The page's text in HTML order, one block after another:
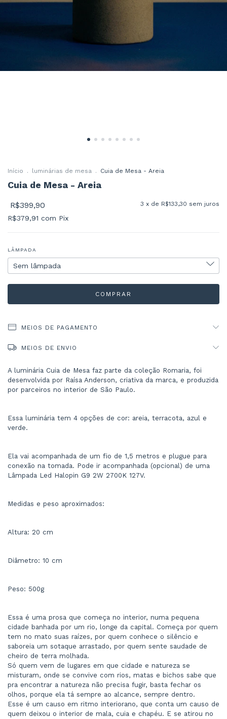
Início . luminárias de mesa . Cuia de Mesa - Areia
Cuia de Mesa - Areia
R$399,90 3 x de R$133,30 sem juros
R$379,91 com Pix
LÂMPADA
MEIOS DE PAGAMENTO
MEIOS DE ENVIO
A luminária Cuia de Mesa faz parte da coleção Romaria, foi
desenvolvida por Raísa Anderson, criativa da marca, e produzida
por parceiros no interior de São Paulo.
Essa luminária tem 4 opções de cor: areia, terracota, azul e
verde.
Ela vai acompanhada de um fio de 1,5 metros e plugue para
conexão na tomada. Pode ir acompanhada (opcional) de uma
Lâmpada Led Halopin G9 2W 2700K 127V.
Medidas e peso aproximados:
Altura: 20 cm
Diâmetro: 10 cm
Peso: 500g
Essa é uma prosa que começa no interior, numa pequena
cidade banhada por um rio, longe da capital. Começa por quem
tem no mato suas raízes, por quem conhece o silêncio e
saboreia um sotaque arrastado, por quem sente saudade de
cheiro de terra molhada.
Só quem vem de lugares em que cidade e natureza se
misturam, onde se convive com rios, matas e bichos sabe que
pra encontrar a natureza não precisa fugir, basta fechar os
olhos, porque ela tá sempre ao alcance, sempre dentro.
Esse é um causo em ritmo interiorano, que conta um causo de
quem deixou o interior de mala, cuia e chapéu. E se atirou no